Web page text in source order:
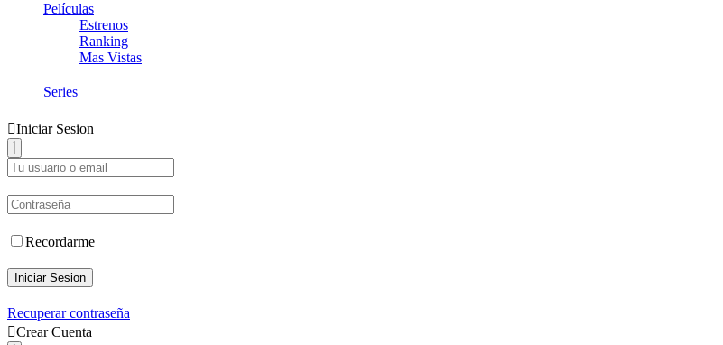
Películas
Estrenos
Ranking
Mas Vistas
Series
Iniciar Sesion
Recordarme
Iniciar Sesion
Recuperar contraseña
Crear Cuenta